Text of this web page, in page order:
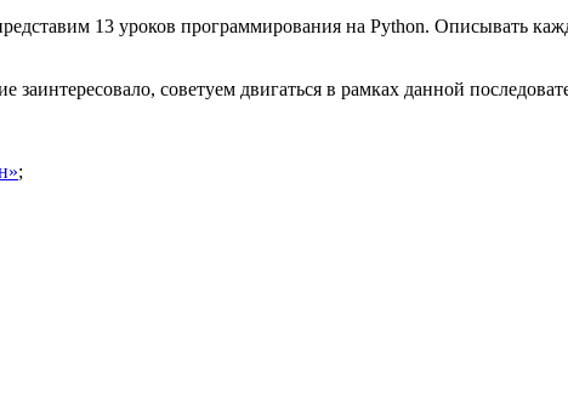
13 уроков программирования на Python. Описывать
заинтересовало, советуем двигаться в рамках данной
;